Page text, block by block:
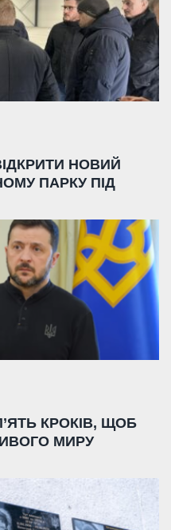
НОВИЙ
ПАРКУ ПІД
КРОКІВ, ЩОБ
МИРУ